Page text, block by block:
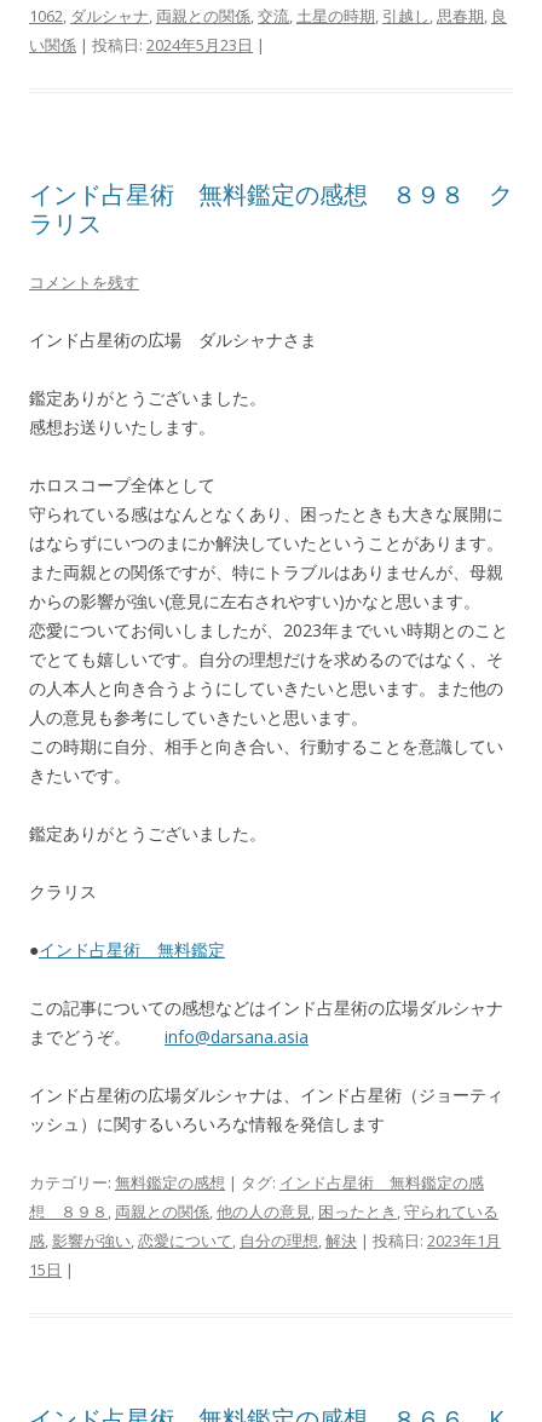
1062, ダルシャナ, 両親との関係,交流,土星の時期, 引越し,思春期, 良
い関係 | 投稿日: 2024年5月23日 |
インド占星術 無料鑑定の感想 ８９８ ク
ラリス
コメントを残す
インド占星術の広場 ダルシャナさま
鑑定ありがとうございました。
感想お送りいたします。
ホロスコープ全体として
守られている感はなんとなくあり、困ったときも大きな展開に
はならずにいつのまにか解決していたということがあります。
また両親との関係ですが、特にトラブルはありませんが、母親
からの影響が強い(意見に左右されやすい)かなと思います。
恋愛についてお伺いしましたが、2023年までいい時期とのこと
でとても嬉しいです。自分の理想だけを求めるのではなく、そ
の人本人と向き合うようにしていきたいと思います。また他の
人の意見も参考にしていきたいと思います。
この時期に自分、相手と向き合い、行動することを意識してい
きたいです。
鑑定ありがとうございました。
クラリス
●インド占星術 無料鑑定
この記事についての感想などはインド占星術の広場ダルシャナ
までどうぞ。 info@darsana.asia
インド占星術の広場ダルシャナは、インド占星術（ジョーティ
ッシュ）に関するいろいろな情報を発信します
カテゴリー: 無料鑑定の感想 | タグ: インド占星術 無料鑑定の感
想 ８９８ , 両親との関係,他の人の意見, 困ったとき ,守られている
感,影響が強い,恋愛について, 自分の理想,解決 | 投稿日: 2023年1月
15日 |